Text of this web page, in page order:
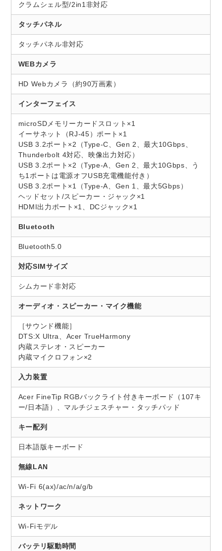
クラムシェル型/2in1非対応
タッチパネル
タッチパネル非対応
WEBカメラ
HD Webカメラ（約90万画素）
インターフェイス
microSDメモリーカードスロット×1
イーサネット（RJ-45）ポート×1
USB 3.2ポート×2（Type-C、Gen 2、最大10Gbps、
Thunderbolt 4対応、映像出力対応）
USB 3.2ポート×2（Type-A、Gen 2、最大10Gbps、う
ち1ポートは電源オフUSB充電機能付き）
USB 3.2ポート×1（Type-A、Gen 1、最大5Gbps）
ヘッドセット/スピーカー・ジャック×1
HDMI出力ポート×1、DCジャック×1
Bluetooth
Bluetooth5.0
対応SIMサイズ
シムカード非対応
オーディオ・スピーカー・マイク機能
［サウンド機能］
DTS:X Ultra、Acer TrueHarmony
内蔵ステレオ・スピーカー
内蔵マイクロフォン×2
入力装置
Acer FineTip RGBバックライト付きキーボード（107キ
ー/日本語）、マルチジェスチャー・タッチパッド
キー配列
日本語版キーボード
無線LAN
Wi-Fi 6(ax)/ac/n/a/g/b
ネットワーク
Wi-Fiモデル
バッテリ駆動時間